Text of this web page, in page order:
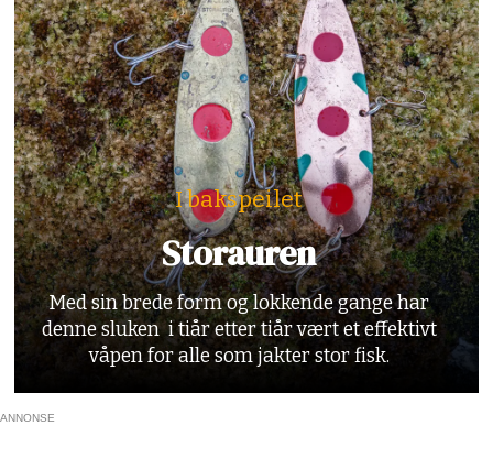
I bakspeilet
Storauren
Med sin brede form og lokkende gange har
denne sluken i tiår etter tiår vært et effektivt
våpen for alle som jakter stor fisk.
ANNONSE